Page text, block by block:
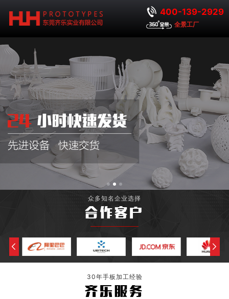
400-139-2929
全景工厂
众多知名企业选择
合作客户
30年手板加工经验
齐乐服务